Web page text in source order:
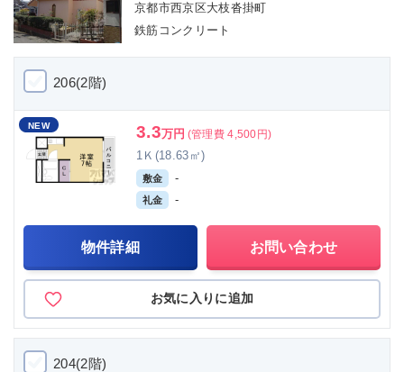
京都市西京区大枝沓掛町
鉄筋コンクリート
206(2階)
NEW 3.3万円 (管理費 4,500円)
1Ｋ(18.63㎡)
敷金 -
礼金 -
物件詳細 お問い合わせ
お気に入りに追加
204(2階)